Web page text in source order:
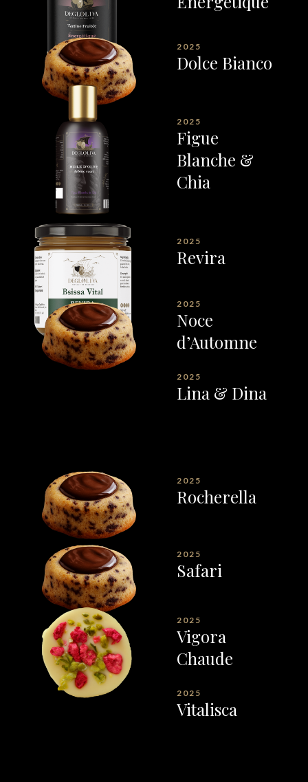
2025
Dolce Bianco
2025
Figue
Blanche &
Chia
2025
Revira
2025
Noce
d’Automne
2025
Lina & Dina
2025
Rocherella
2025
Safari
2025
Vigora
Chaude
2025
Vitalisca